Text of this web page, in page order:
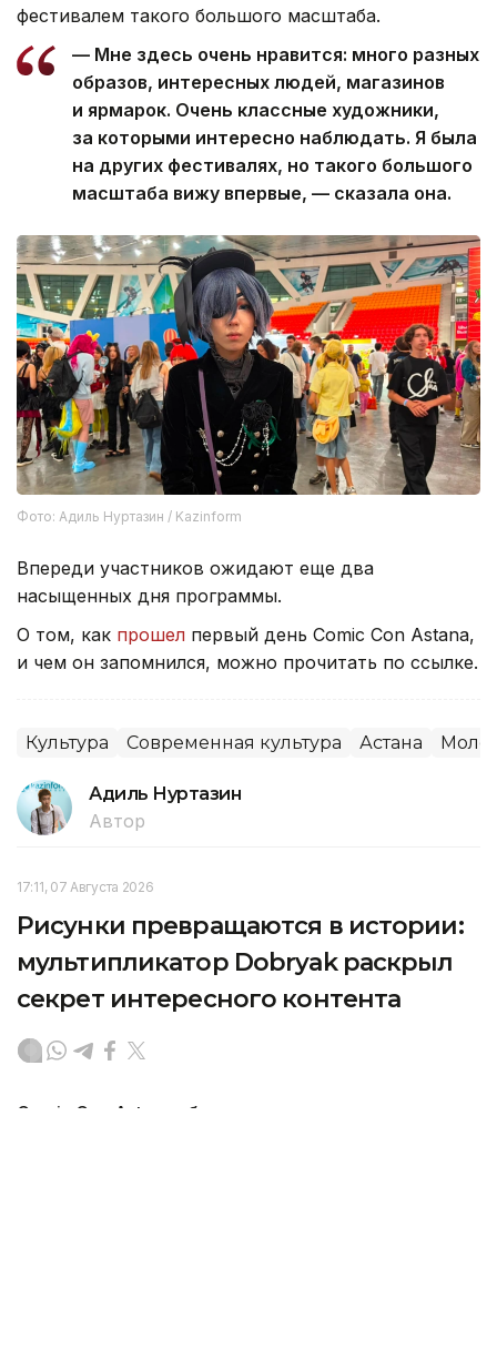
фестивалем такого большого масштаба.
— Мне здесь очень нравится: много разных
образов, интересных людей, магазинов
и ярмарок. Очень классные художники,
за которыми интересно наблюдать. Я была
на других фестивалях, но такого большого
масштаба вижу впервые, — сказала она.
Фото: Адиль Нуртазин / Kazinform
Впереди участников ожидают еще два
насыщенных дня программы.
О том, как прошел первый день Comic Con Astana,
и чем он запомнился, можно прочитать по ссылке.
Культура Современная культура Астана
Адиль Нуртазин
Автор
17:11, 07 Августа 2026
Рисунки превращаются в истории:
мультипликатор Dobryak раскрыл
секрет интересного контента
Comic Con Astana объединил авторов, которые